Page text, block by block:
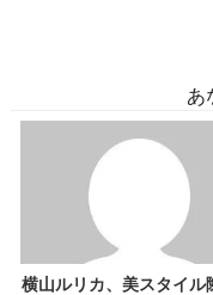
あ
横山ルリカ、美スタイル